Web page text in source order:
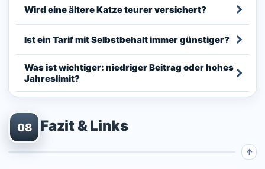
Wird eine ältere Katze teurer versichert?
Ist ein Tarif mit Selbstbehalt immer günstiger?
Was ist wichtiger: niedriger Beitrag oder hohes
Jahreslimit?
08 Fazit & Links